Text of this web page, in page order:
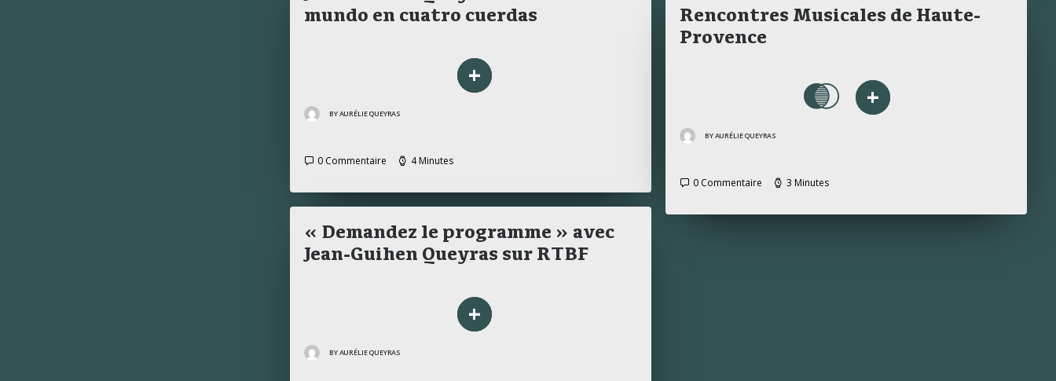
mundo en cuatro cuerdas
+
BY AURÉLIE QUEYRAS
0 Commentaire 4 Minutes
Rencontres Musicales de Haute-
Provence
+
BY AURÉLIE QUEYRAS
0 Commentaire 3 Minutes
« Demandez le programme » avec
Jean-Guihen Queyras sur RTBF
+
BY AURÉLIE QUEYRAS